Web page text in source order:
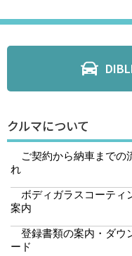
クルマについて
ご契約から納車までの
れ
ボディガラスコーティ
案内
登録書類の案内・ダウ
ード